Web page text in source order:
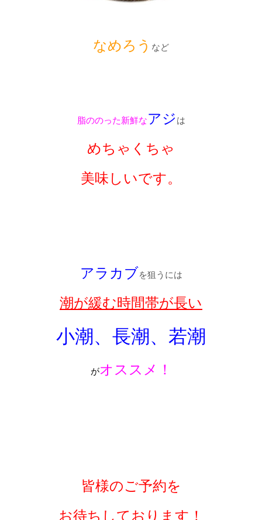
なめろう など
脂ののった新鮮なアジ は
めちゃくちゃ
美味しいです。
アラカブを狙うには
潮が緩む時間帯が長い
小潮、長潮、若潮
がオススメ！
皆様のご予約を
お待ちしております！